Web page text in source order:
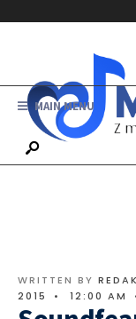
MAIN MENU
WRITTEN BY
2015
• 12:00 AM